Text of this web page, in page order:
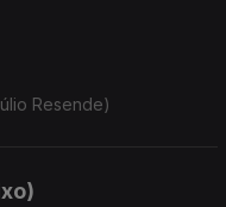
Resende)